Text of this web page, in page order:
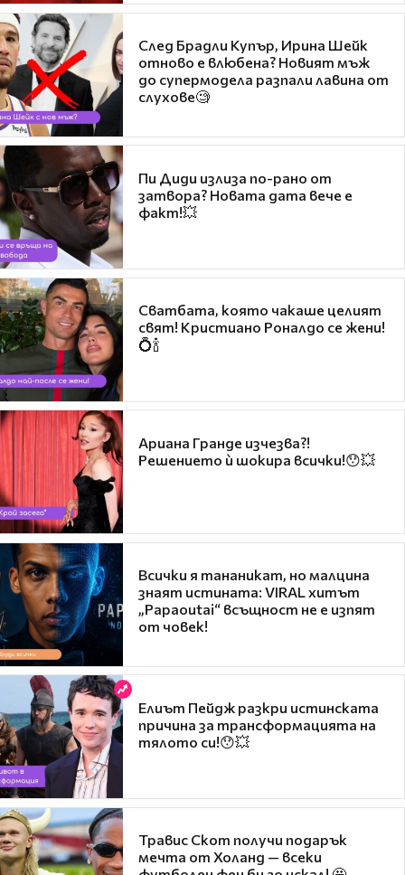
След Брадли Купър, Ирина Шейк
отново е влюбена? Новият мъж
до супермодела разпали лавина от
слухове🧐
Пи Диди излиза по-рано от
затвора? Новата дата вече е
факт!💥
Сватбата, която чакаше целият
свят! Кристиано Роналдо се жени!
💍🍾
Ариана Гранде изчезва?!
Решението ѝ шокира всички!😯💥
Всички я тананикат, но малцина
знаят истината: VIRAL хитът
„Papaoutai“ всъщност не е изпят
от човек!
Елиът Пейдж разкри истинската
причина за трансформацията на
тялото си!😯💥
Травис Скот получи подарък
мечта от Холанд — всеки